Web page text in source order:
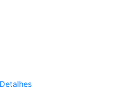
Detalhes